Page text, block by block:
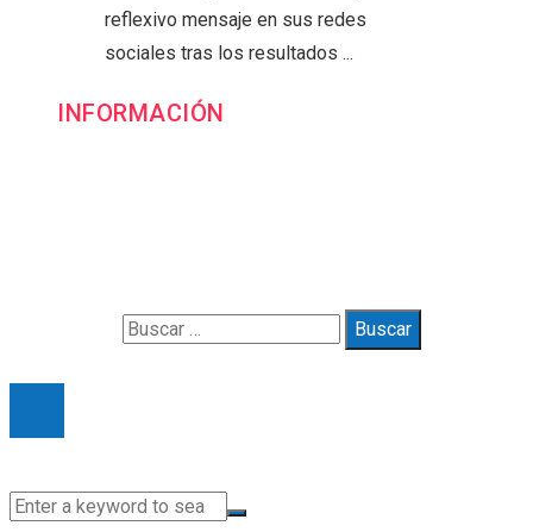
reflexivo mensaje en sus redes
sociales tras los resultados ...
INFORMACIÓN